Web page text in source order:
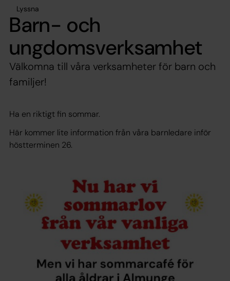
Lyssna
Barn- och
ungdomsverksamhet
Välkomna till våra verksamheter för barn och
familjer!
Ha en riktigt fin sommar.
Här kommer lite information från våra barnledare inför
höstterminen 26.